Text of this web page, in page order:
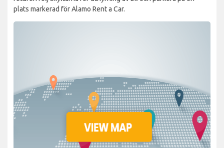
plats markerad för Alamo Rent a Car.